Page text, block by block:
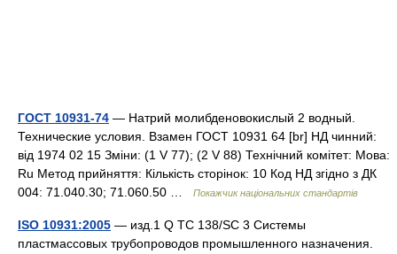
ГОСТ 10931-74 — Натрий молибденовокислый 2 водный.
Технические условия. Взамен ГОСТ 10931 64 [br] НД чинний:
від 1974 02 15 Зміни: (1 V 77); (2 V 88) Технічний комітет: Мова:
Ru Метод прийняття: Кількість сторінок: 10 Код НД згідно з ДК
004: 71.040.30; 71.060.50 …
Покажчик національних стандартів
ISO 10931:2005 — изд.1 Q TC 138/SC 3 Системы
пластмассовых трубопроводов промышленного назначения.